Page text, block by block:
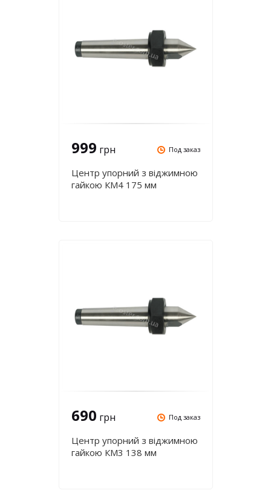
999 грн Под заказ
Центр упорний з віджимною
гайкою КМ4 175 мм
690 грн Под заказ
Центр упорний з віджимною
гайкою КМ3 138 мм